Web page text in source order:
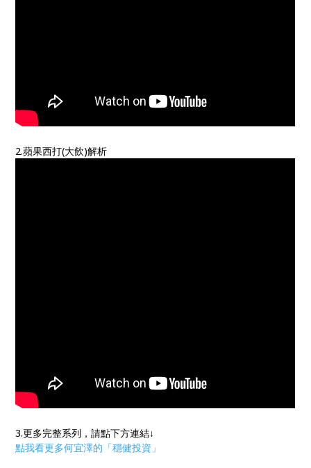
2.蘋果西打(大飲)解析
3.更多完整系列，請點下方連結↓
點我看更多何宜澤的「穩健投資」